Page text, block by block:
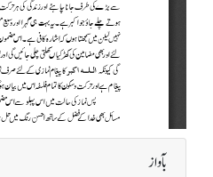
بآواز